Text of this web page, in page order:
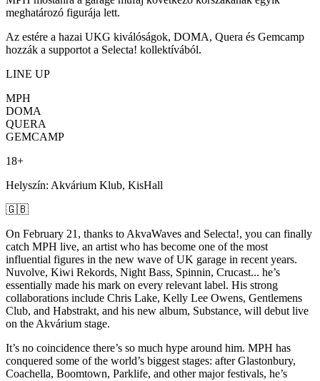
meghatározó figurája lett.
Az estére a hazai UKG kiválóságok, DOMA, Quera és Gemcamp
hozzák a supportot a Selecta! kollektívából.
LINE UP
MPH
DOMA
QUERA
GEMCAMP
18+
Helyszín: Akvárium Klub, KisHall
🇬🇧
On February 21, thanks to AkvaWaves and Selecta!, you can finally
catch MPH live, an artist who has become one of the most
influential figures in the new wave of UK garage in recent years.
Nuvolve, Kiwi Rekords, Night Bass, Spinnin, Crucast... he’s
essentially made his mark on every relevant label. His strong
collaborations include Chris Lake, Kelly Lee Owens, Gentlemens
Club, and Habstrakt, and his new album, Substance, will debut live
on the Akvárium stage.
It’s no coincidence there’s so much hype around him. MPH has
conquered some of the world’s biggest stages: after Glastonbury,
Coachella, Boomtown, Parklife, and other major festivals, he’s